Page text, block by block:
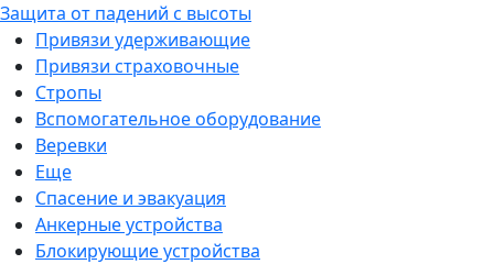
Защита от падений с высоты
Привязи удерживающие
Привязи страховочные
Стропы
Вспомогательное оборудование
Веревки
Еще
Спасение и эвакуация
Анкерные устройства
Блокирующие устройства